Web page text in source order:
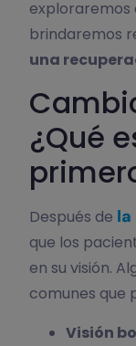
exploraremos
brindaremos
una
¿Qué
Después de
que los
en su visión.
comunes que
Visión